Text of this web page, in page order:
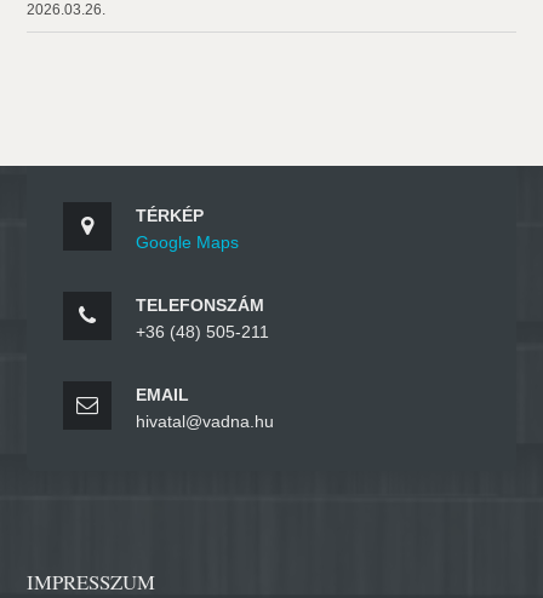
2026.03.26.
TÉRKÉP
Google Maps
TELEFONSZÁM
+36 (48) 505-211
EMAIL
hivatal@vadna.hu
IMPRESSZUM